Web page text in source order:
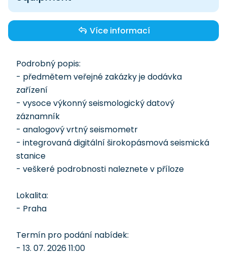
Více informací
Podrobný popis:
- předmětem veřejné zakázky je dodávka
zařízení
- vysoce výkonný seismologický datový
záznamník
- analogový vrtný seismometr
- integrovaná digitální širokopásmová seismická
stanice
- veškeré podrobnosti naleznete v příloze
Lokalita:
- Praha
Termín pro podání nabídek:
- 13. 07. 2026 11:00